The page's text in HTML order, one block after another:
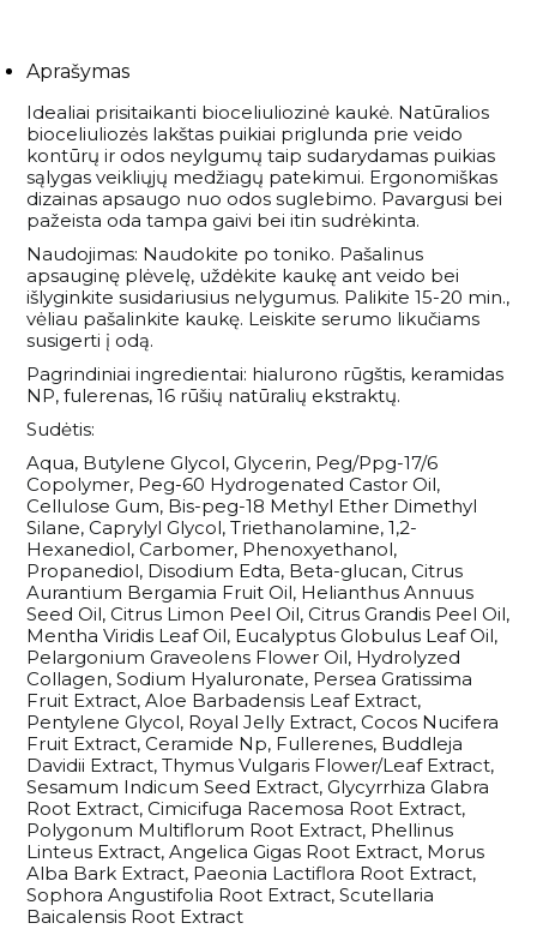
Dovanų kuponai
VISOS PREKĖS
Aprašymas
Idealiai prisitaikanti bioceliuliozinė kaukė. Natūralios
bioceliuliozės lakštas puikiai priglunda prie veido
kontūrų ir odos neylgumų taip sudarydamas puikias
sąlygas veikliųjų medžiagų patekimui. Ergonomiškas
dizainas apsaugo nuo odos suglebimo. Pavargusi bei
pažeista oda tampa gaivi bei itin sudrėkinta.
Naudojimas: Naudokite po toniko. Pašalinus
apsauginę plėvelę, uždėkite kaukę ant veido bei
išlyginkite susidariusius nelygumus. Palikite 15-20 min.,
vėliau pašalinkite kaukę. Leiskite serumo likučiams
susigerti į odą.
Pagrindiniai ingredientai: hialurono rūgštis, keramidas
NP, fulerenas, 16 rūšių natūralių ekstraktų.
Sudėtis:
Aqua, Butylene Glycol, Glycerin, Peg/Ppg-17/6
Copolymer, Peg-60 Hydrogenated Castor Oil,
Cellulose Gum, Bis-peg-18 Methyl Ether Dimethyl
Silane, Caprylyl Glycol, Triethanolamine, 1,2-
Hexanediol, Carbomer, Phenoxyethanol,
Propanediol, Disodium Edta, Beta-glucan, Citrus
Aurantium Bergamia Fruit Oil, Helianthus Annuus
Seed Oil, Citrus Limon Peel Oil, Citrus Grandis Peel Oil,
Mentha Viridis Leaf Oil, Eucalyptus Globulus Leaf Oil,
Pelargonium Graveolens Flower Oil, Hydrolyzed
Collagen, Sodium Hyaluronate, Persea Gratissima
Fruit Extract, Aloe Barbadensis Leaf Extract,
Pentylene Glycol, Royal Jelly Extract, Cocos Nucifera
Fruit Extract, Ceramide Np, Fullerenes, Buddleja
Davidii Extract, Thymus Vulgaris Flower/Leaf Extract,
Sesamum Indicum Seed Extract, Glycyrrhiza Glabra
Root Extract, Cimicifuga Racemosa Root Extract,
Polygonum Multiflorum Root Extract, Phellinus
Linteus Extract, Angelica Gigas Root Extract, Morus
Alba Bark Extract, Paeonia Lactiflora Root Extract,
Sophora Angustifolia Root Extract, Scutellaria
Baicalensis Root Extract